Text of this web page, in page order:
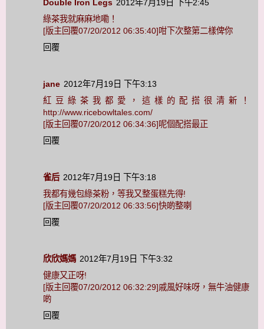
Double Iron Legs 2012年7月19日 下午2:45
綠茶我就麻麻地嘞！
[版主回覆07/20/2012 06:35:40]咁下次整第二樣俾你
回覆
jane 2012年7月19日 下午3:13
紅豆綠茶我都愛，這樣的配搭很清新！
http://www.ricebowltales.com/
[版主回覆07/20/2012 06:34:36]呢個配搭最正
回覆
雀后 2012年7月19日 下午3:18
我都有幾包綠茶粉，等我又整蛋糕先得!
[版主回覆07/20/2012 06:33:56]快啲整喇
回覆
欣欣媽媽 2012年7月19日 下午3:32
健康又正呀!
[版主回覆07/20/2012 06:32:29]戚風好味呀，無牛油健康
啲
回覆